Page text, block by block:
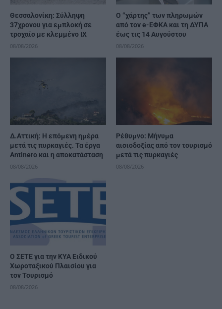
Θεσσαλονίκη: Σύλληψη
37χρονου για εμπλοκή σε
τροχαίο με κλεμμένο ΙΧ
08/08/2026
Ο “χάρτης” των πληρωμών
από τον e-ΕΦΚΑ και τη ΔΥΠΑ
έως τις 14 Αυγούστου
08/08/2026
Δ.Αττική: Η επόμενη ημέρα
μετά τις πυρκαγιές. Τα έργα
Antinero και η αποκατάσταση
08/08/2026
Ρέθυμνο: Μήνυμα
αισιοδοξίας από τον τουρισμό
μετά τις πυρκαγιές
08/08/2026
Ο ΣΕΤΕ για την ΚΥΑ Ειδικού
Χωροταξικού Πλαισίου για
τον Τουρισμό
08/08/2026